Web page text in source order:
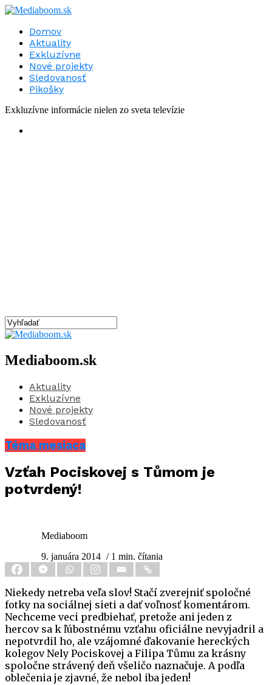
Domov
Aktuality
Exkluzívne
Nové projekty
Sledovanosť
Pikošky
Exkluzívne informácie nielen zo sveta televízie
Mediaboom.sk
Aktuality
Exkluzívne
Nové projekty
Sledovanosť
Téma mesiaca
Vzťah Pociskovej s Tůmom je
potvrdený!
Mediaboom
9. januára 2014 / 1 min. čítania
Niekedy netreba veľa slov! Stačí zverejniť spoločné
fotky na sociálnej sieti a dať voľnosť komentárom.
Nechceme veci predbiehať, pretože ani jeden z
hercov sa k ľúbostnému vzťahu oficiálne nevyjadril a
nepotvrdil ho, ale vzájomné ďakovanie hereckých
kolegov Nely Pociskovej a Filipa Tůmu za krásny
spoločne strávený deň všeličo naznačuje. A podľa
oblečenia je zjavné, že nebol iba jeden!